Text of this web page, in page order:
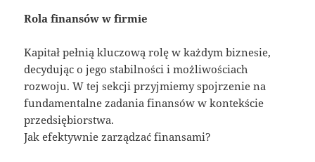
Rola finansów w firmie
Kapitał pełnią kluczową rolę w każdym biznesie,
decydując o jego stabilności i możliwościach
rozwoju. W tej sekcji przyjmiemy spojrzenie na
fundamentalne zadania finansów w kontekście
przedsiębiorstwa.
Jak efektywnie zarządzać finansami?